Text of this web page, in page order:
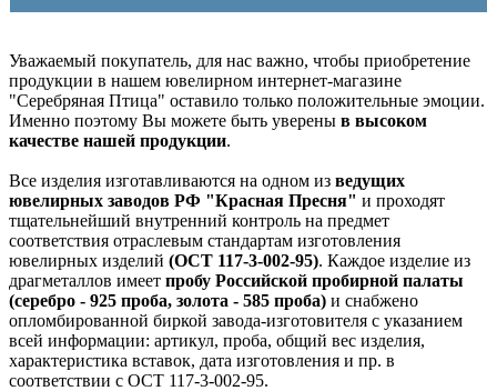
Уважаемый покупатель, для нас важно, чтобы приобретение
продукции в нашем ювелирном интернет-магазине
"Серебряная Птица" оставило только положительные эмоции.
Именно поэтому Вы можете быть уверены в высоком
качестве нашей продукции.
Все изделия изготавливаются на одном из ведущих
ювелирных заводов РФ "Красная Пресня" и проходят
тщательнейший внутренний контроль на предмет
соответствия отраслевым стандартам изготовления
ювелирных изделий (ОСТ 117-3-002-95). Каждое изделие из
драгметаллов имеет пробу Российской пробирной палаты
(серебро - 925 проба, золота - 585 проба) и снабжено
опломбированной биркой завода-изготовителя с указанием
всей информации: артикул, проба, общий вес изделия,
характеристика вставок, дата изготовления и пр. в
соответствии с ОСТ 117-3-002-95.